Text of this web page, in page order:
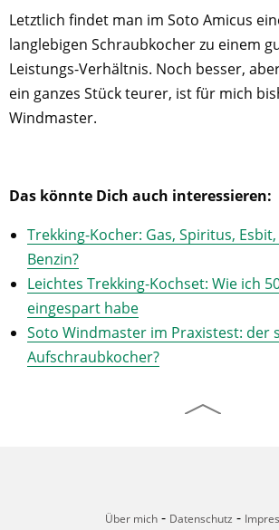
Letztlich findet man im Soto Amicus
langlebigen Schraubkocher zu einem
Leistungs-Verhältnis. Noch besser,
ein ganzes Stück teurer, ist für mich
Windmaster.
Das könnte Dich auch interessieren:
Trekking-Kocher: Gas, Spiritus,
Benzin?
Leichtes Trekking-Kochset: Wie ich
eingespart habe
Soto Windmaster im Praxistest: der
Aufschraubkocher?
Über mich- Datenschutz -